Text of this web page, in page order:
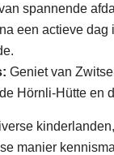
spannende
een actieve
Geniet van
Hörnli-Hütte en
manier